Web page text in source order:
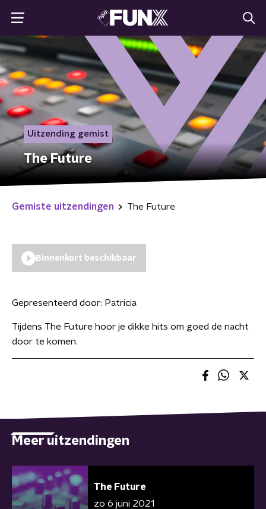
Uitzending gemist
The Future
Gemiste uitzendingen The Future
Binnenkort beschikbaar
Gepresenteerd door: Patricia
Tijdens The Future hoor je dikke hits om goed de nacht
door te komen.
Meer uitzendingen
The Future
zo 6 juni 2021